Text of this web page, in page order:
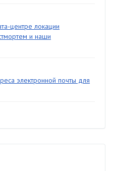
центре локации
и наши
электронной почты для